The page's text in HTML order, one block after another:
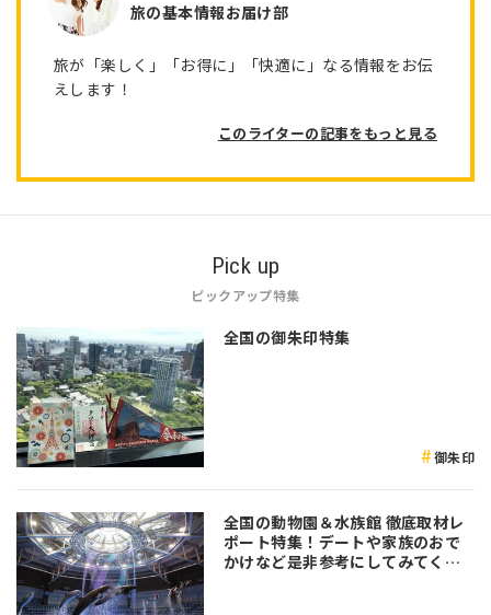
旅の基本情報お届け部
旅が「楽しく」「お得に」「快適に」なる情報をお伝
えします！
このライターの記事をもっと見る
Pick up
ピックアップ特集
全国の御朱印特集
御朱印
全国の動物園＆水族館 徹底取材レ
ポート特集！デートや家族のおで
かけなど是非参考にしてみてくだ